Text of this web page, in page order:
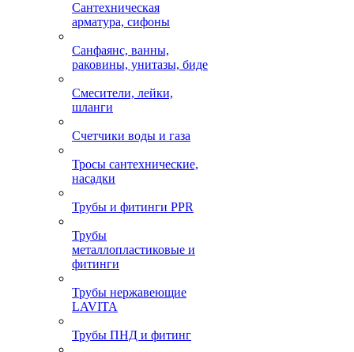
Сантехническая
арматура, сифоны
Санфаянс, ванны,
раковины, унитазы, биде
Смесители, лейки,
шланги
Счетчики воды и газа
Тросы сантехнические,
насадки
Трубы и фитинги PPR
Трубы
металлопластиковые и
фитинги
Трубы нержавеющие
LAVITA
Трубы ПНД и фитинг